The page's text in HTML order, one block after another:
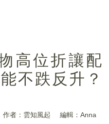
高位折讓配
不跌反升？
作者：雲知風起 編輯：Anna